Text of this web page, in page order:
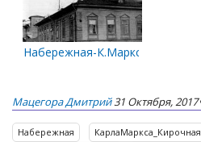
Набережная-К.Маркса
Мацегора Дмитрий31 Октября, 2017
Набережная КарлаМаркса_Кирочная